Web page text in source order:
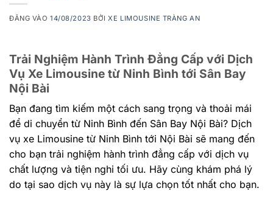
ĐĂNG VÀO14/08/2023 BỞIXE LIMOUSINE TRÀNG AN
Trải Nghiệm Hành Trình Đẳng Cấp với Dịch
Vụ Xe Limousine từ Ninh Bình tới Sân Bay
Nội Bài
Bạn đang tìm kiếm một cách sang trọng và thoải mái
để di chuyển từ Ninh Bình đến Sân Bay Nội Bài? Dịch
vụ xe Limousine từ Ninh Bình tới Nội Bài sẽ mang đến
cho bạn trải nghiệm hành trình đẳng cấp với dịch vụ
chất lượng và tiện nghi tối ưu. Hãy cùng khám phá lý
do tại sao dịch vụ này là sự lựa chọn tốt nhất cho bạn.